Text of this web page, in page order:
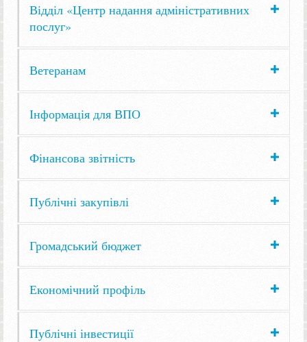
Відділ «Центр надання адміністративних
послуг»
Ветеранам
Інформація для ВПО
Фінансова звітність
Публічні закупівлі
Громадський бюджет
Економічний профіль
Публічні інвестиції